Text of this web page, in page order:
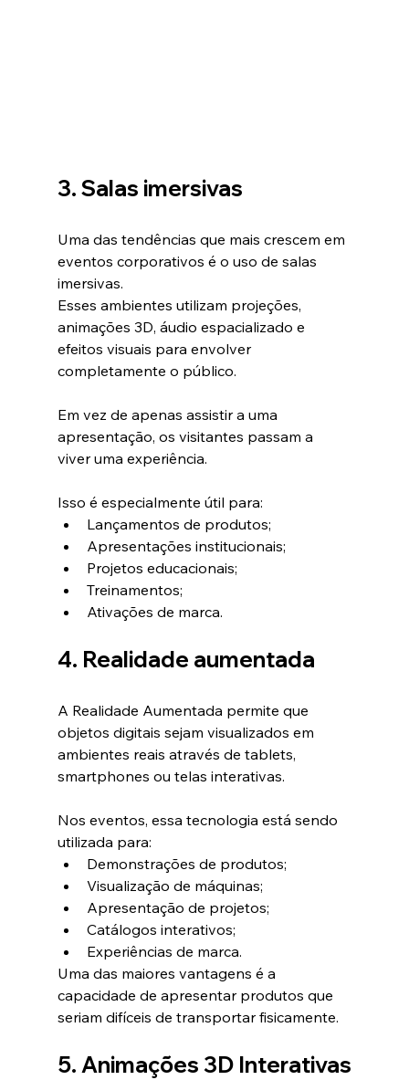
3. Salas imersivas
Uma das tendências que mais crescem em
eventos corporativos é o uso de salas
imersivas.
Esses ambientes utilizam projeções,
animações 3D, áudio espacializado e
efeitos visuais para envolver
completamente o público.
Em vez de apenas assistir a uma
apresentação, os visitantes passam a
viver uma experiência.
Isso é especialmente útil para:
Lançamentos de produtos;
Apresentações institucionais;
Projetos educacionais;
Treinamentos;
Ativações de marca.
4. Realidade aumentada
A Realidade Aumentada permite que
objetos digitais sejam visualizados em
ambientes reais através de tablets,
smartphones ou telas interativas.
Nos eventos, essa tecnologia está sendo
utilizada para:
Demonstrações de produtos;
Visualização de máquinas;
Apresentação de projetos;
Catálogos interativos;
Experiências de marca.
Uma das maiores vantagens é a
capacidade de apresentar produtos que
seriam difíceis de transportar fisicamente.
5. Animações 3D Interativas